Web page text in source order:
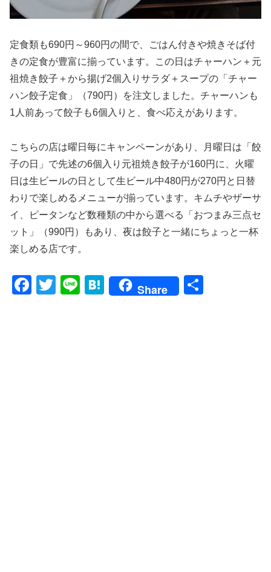
定食類も690円～960円の間で、ごはん付きや焼きそば付
きの定食が豊富に揃っています。この日はチャーハン＋元
祖焼き餃子＋から揚げ2個入りサラダ＋スープの「チャー
ハン餃子定食」（790円）を注文しました。チャーハンも
1人前あって餃子も6個入りと、食べ応えがあります。
こちらの店は曜日毎にキャンペーンがあり、月曜日は「餃
子の日」で先述の6個入り元祖焼き餃子が160円に、火曜
日は生ビールの日として生ビール中480円が270円と日替
わりで楽しめるメニューが揃っています。キムチやザーサ
イ、ピータンなど数種類の中から選べる「おつまみ三点セ
ット」（990円）もあり、夜は餃子と一緒にちょっと一杯
楽しめる店です。
F
T
Li
H
Share